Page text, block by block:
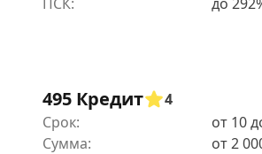
495 Кредит
4
Срок:
от 10
Сумма:
от 2